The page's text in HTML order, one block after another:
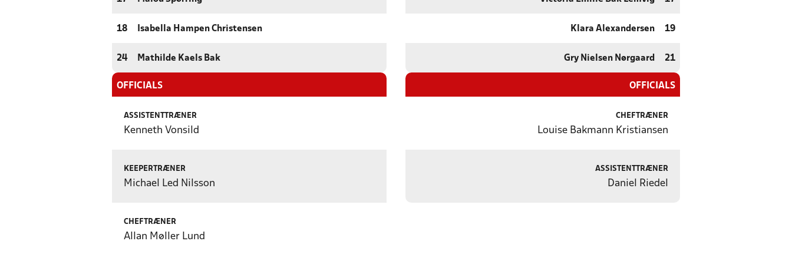
18 Isabella Hampen Christensen
24 Mathilde Kaels Bak
OFFICIALS
ASSISTENTTRÆNER
Kenneth Vonsild
KEEPERTRÆNER
Michael Led Nilsson
CHEFTRÆNER
Allan Møller Lund
Klara Alexandersen 19
Gry Nielsen Nørgaard 21
OFFICIALS
CHEFTRÆNER
Louise Bakmann Kristiansen
ASSISTENTTRÆNER
Daniel Riedel